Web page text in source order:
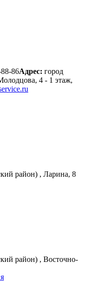
86Адрес: город
4 - 1 этаж,
район) , Ларина, 8
район) , Восточно-